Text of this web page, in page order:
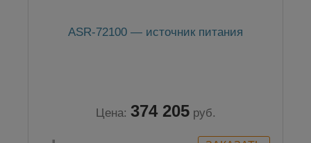
ASR-72100 — источник питания
Цена: 374 205 руб.